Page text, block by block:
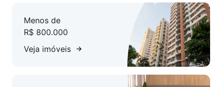
Menos de
R$ 800.000
Veja imóveis